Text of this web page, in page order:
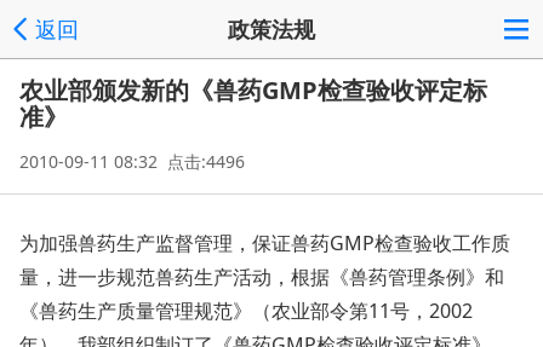
返回 政策法规
农业部颁发新的《兽药GMP检查验收评定标
准》
2010-09-11 08:32 点击:4496
为加强兽药生产监督管理，保证兽药GMP检查验收工作质
量，进一步规范兽药生产活动，根据《兽药管理条例》和
《兽药生产质量管理规范》（农业部令第11号，2002